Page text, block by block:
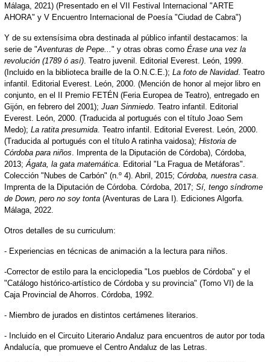
Málaga, 2021) (Presentado en el VII Festival Internacional "ARTE
AHORA" y V Encuentro Internacional de Poesía "Ciudad de Cabra")
Y de su extensísima obra destinada al público infantil destacamos: la
serie de "Aventuras de Pepe... " y otras obras como Érase una vez la
revolución (1789 ó así). Teatro juvenil. Editorial Everest. León, 1999.
(Incluido en la biblioteca braille de la O.N.C.E.); La foto de Navidad. Teatro
infantil. Editorial Everest. León, 2000. (Mención de honor al mejor libro en
conjunto, en el II Premio FETÉN (Feria Europea de Teatro), entregado en
Gijón, en febrero del 2001); Juan Sinmiedo. Teatro infantil. Editorial
Everest. León, 2000. (Traducida al portugués con el título Joao Sem
Medo); La ratita presumida. Teatro infantil. Editorial Everest. León, 2000.
(Traducida al portugués con el título A ratinha vaidosa); Historia de
Córdoba para niños . Imprenta de la Diputación de Córdoba), Córdoba,
2013; Ágata, la gata matemática. Editorial "La Fragua de Metáforas".
Colección "Nubes de Carbón" (n.º 4). Abril, 2015; Córdoba, nuestra casa.
Imprenta de la Diputación de Córdoba. Córdoba, 2017; Sí, tengo síndrome
de Down, pero no soy tonta(Aventuras de Lara I). Ediciones Algorfa.
Málaga, 2022.
Otros detalles de su curriculum:
- Experiencias en técnicas de animación a la lectura para niños.
-Corrector de estilo para la enciclopedia "Los pueblos de Córdoba" y el
"Catálogo histórico-artístico de Córdoba y su provincia" (Tomo VI) de la
Caja Provincial de Ahorros. Córdoba, 1992.
- Miembro de jurados en distintos certámenes literarios.
- Incluido en el Circuito Literario Andaluz para encuentros de autor por toda
Andalucía, que promueve el Centro Andaluz de las Letras.